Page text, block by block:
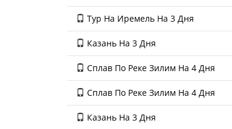
Тур На Иремель На 3 Дня
Казань На 3 Дня
Сплав По Реке Зилим На 4 Дня
Сплав По Реке Зилим На 4 Дня
Казань На 3 Дня